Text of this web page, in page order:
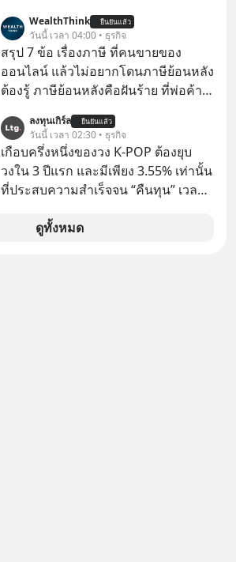
โปรโมชัน ลด 50% ค่าธรรมเนียมซื้อ |
ยอด 2 ล้านบาทขึ้นไป ฟรีค่าธรรมเนียม
ซื้อ
WealthThink ยืนยันแล้ว
วันนี้ เวลา 04:00 • ธุรกิจ
สรุป 7 ข้อ เรื่องภาษี ที่คนขายของ
ออนไลน์ แล้วไม่อยากโดนภาษีย้อนหลัง
ต้องรู้ ภาษีย้อนหลังคือฝันร้าย ที่พ่อค้า
ลงทุนเกิร์ล ยืนยันแล้ว
วันนี้ เวลา 02:30 • ธุรกิจ
เกือบครึ่งหนึ่งของวง K-POP ต้องยุบ
วงใน 3 ปีแรก และมีเพียง 3.55% เท่านั้น
ที่ประสบความสำเร็จจน “คืนทุน” เวลา
เห็นภาพความสำเร็จที่หรูหรา คอนเสิร์ต
ดูทั้งหมด